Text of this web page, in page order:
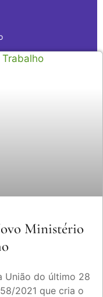
Ministério
União do último 28
2021 que cria o